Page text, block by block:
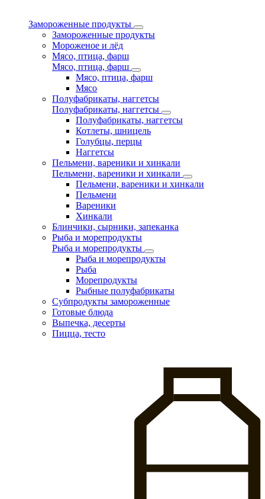
Замороженные продукты
Замороженные продукты
Мороженое и лёд
Мясо, птица, фарш
Мясо, птица, фарш
Мясо, птица, фарш
Мясо
Полуфабрикаты, наггетсы
Полуфабрикаты, наггетсы
Полуфабрикаты, наггетсы
Котлеты, шницель
Голубцы, перцы
Наггетсы
Пельмени, вареники и хинкали
Пельмени, вареники и хинкали
Пельмени, вареники и хинкали
Пельмени
Вареники
Хинкали
Блинчики, сырники, запеканка
Рыба и морепродукты
Рыба и морепродукты
Рыба и морепродукты
Рыба
Морепродукты
Рыбные полуфабрикаты
Субпродукты замороженные
Готовые блюда
Выпечка, десерты
Пицца, тесто